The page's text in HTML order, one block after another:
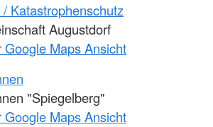
Katastrophenschutz
Augustdorf
Google Maps Ansicht
"Spiegelberg"
Google Maps Ansicht